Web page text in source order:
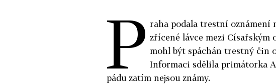
P raha podala trestní oznámení
zřícené lávce mezi Císařským
mohl být spáchán trestný čin
Informaci sdělila primátorka
pádu zatím nejsou známy.